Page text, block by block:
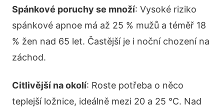
Spánkové poruchy se množí: Vysoké riziko
spánkové apnoe má až 25 % mužů a téměř 18
% žen nad 65 let. Častější je i noční chození na
záchod.
Citlivější na okolí: Roste potřeba o něco
teplejší ložnice, ideálně mezi 20 a 25 °C. Nad